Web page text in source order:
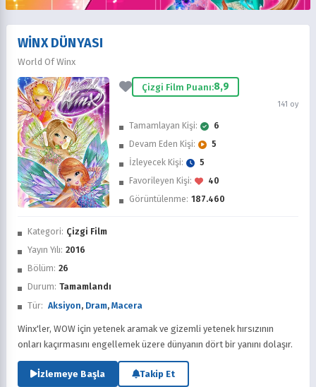
İzledim
Favorilere Ekle
Sonra İzle
WINX DÜNYASI
World Of Winx
Çizgi Film Puanı:8,9
141 oy
Kategori: Çizgi Film
Yayın Yılı: 2016
Bölüm: 26
Durum: Tamamlandı
Tür: Aksiyon, Dram, Macera
Tamamlayan Kişi:
6
Devam Eden Kişi:
5
İzleyecek Kişi:
5
Favorileyen Kişi:
40
Görüntülenme: 187.460
Winx'ler, WOW için yetenek aramak ve gizemli yetenek hırsızının
onları kaçırmasını engellemek üzere dünyanın dört bir yanını dolaşır.
İzlemeye Başla Takip Et